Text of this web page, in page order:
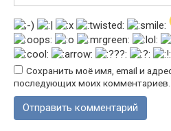
Сохранить моё имя, email и
последующих моих комментариев.